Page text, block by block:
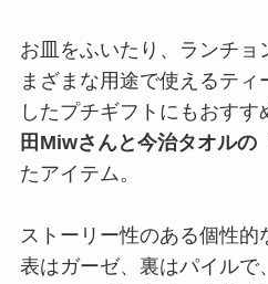
お皿をふいたり、ランチョ
まざまな用途で使えるティ
したプチギフトにもおすす
田Miwさんと今治タオルの
たアイテム。
ストーリー性のある個性的
表はガーゼ、裏はパイルで